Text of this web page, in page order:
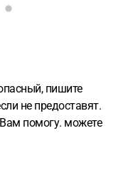
пишите
не предоставят.
помогу. можете